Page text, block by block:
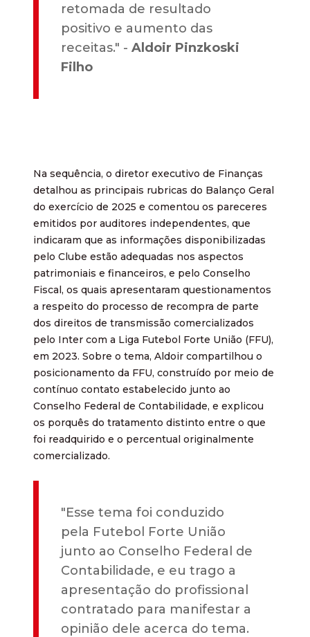
retomada de resultado
positivo e aumento das
receitas." - Aldoir Pinzkoski
Filho
Na sequência, o diretor executivo de Finanças
detalhou as principais rubricas do Balanço Geral
do exercício de 2025 e comentou os pareceres
emitidos por auditores independentes, que
indicaram que as informações disponibilizadas
pelo Clube estão adequadas nos aspectos
patrimoniais e financeiros, e pelo Conselho
Fiscal, os quais apresentaram questionamentos
a respeito do processo de recompra de parte
dos direitos de transmissão comercializados
pelo Inter com a Liga Futebol Forte União (FFU),
em 2023. Sobre o tema, Aldoir compartilhou o
posicionamento da FFU, construído por meio de
contínuo contato estabelecido junto ao
Conselho Federal de Contabilidade, e explicou
os porquês do tratamento distinto entre o que
foi readquirido e o percentual originalmente
comercializado.
"Esse tema foi conduzido
pela Futebol Forte União
junto ao Conselho Federal de
Contabilidade, e eu trago a
apresentação do profissional
contratado para manifestar a
opinião dele acerca do tema.